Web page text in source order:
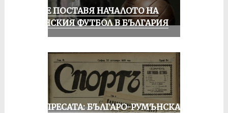
РУСЕ ПОСТАВЯ НАЧАЛОТО НА
ЖЕНСКИЯ ФУТБОЛ В БЪЛГАРИЯ
ОТ ПРЕСАТА: БЪЛГАРО-РУМЪНСКА